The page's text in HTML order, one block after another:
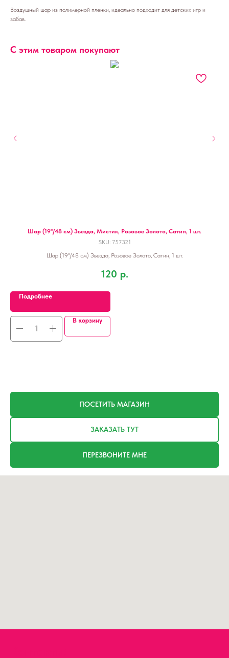
Воздушный шар из полимерной пленки, идеально подходит для детских игр и
забав.
С этим товаром покупают
Шар (19''/48 см) Звезда, Мистик, Розовое Золото, Сатин, 1 шт.
SKU: 757321
Шар (19''/48 см) Звезда, Розовое Золото, Сатин, 1 шт.
120 р.
Подробнее
В корзину
ПОСЕТИТЬ МАГАЗИН
ЗАКАЗАТЬ ТУТ
ПЕРЕЗВОНИТЕ МНЕ